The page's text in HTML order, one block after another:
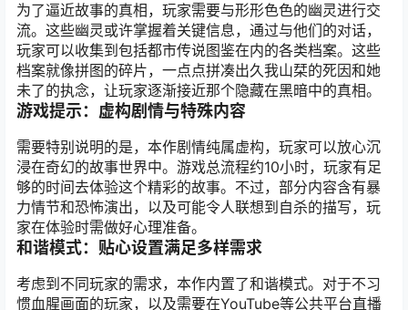
为了逼近故事的真相，玩家需要与形形色色的幽灵进行交
流。这些幽灵或许掌握着关键信息，通过与他们的对话，
玩家可以收集到包括都市传说图鉴在内的各类档案。这些
档案就像拼图的碎片，一点点拼凑出久我山栞的死因和她
未了的执念，让玩家逐渐接近那个隐藏在黑暗中的真相。
游戏提示：虚构剧情与特殊内容
需要特别说明的是，本作剧情纯属虚构，玩家可以放心沉
浸在奇幻的故事世界中。游戏总流程约10小时，玩家有足
够的时间去体验这个精彩的故事。不过，部分内容含有暴
力情节和恐怖演出，以及可能令人联想到自杀的描写，玩
家在体验时需做好心理准备。
和谐模式：贴心设置满足多样需求
考虑到不同玩家的需求，本作内置了和谐模式。对于不习
惯血腥画面的玩家，以及需要在YouTube等公共平台直播